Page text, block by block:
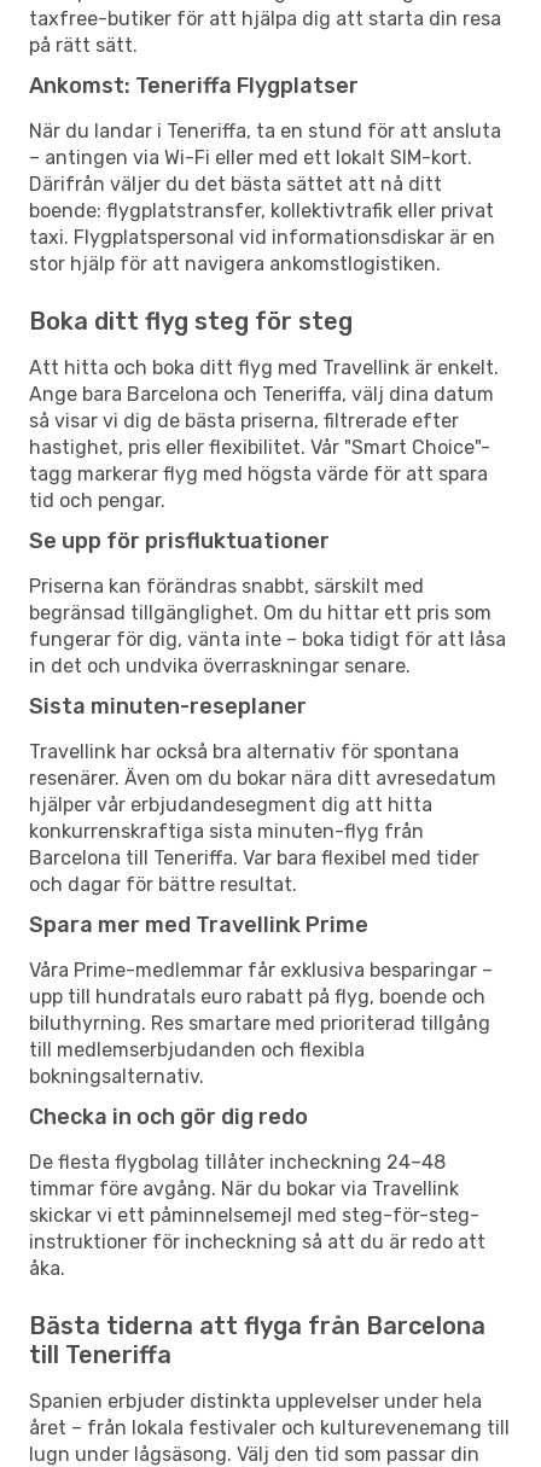
taxfree-butiker för att hjälpa dig att starta din resa
på rätt sätt.
Ankomst: Teneriffa Flygplatser
När du landar i Teneriffa, ta en stund för att ansluta
– antingen via Wi-Fi eller med ett lokalt SIM-kort.
Därifrån väljer du det bästa sättet att nå ditt
boende: flygplatstransfer, kollektivtrafik eller privat
taxi. Flygplatspersonal vid informationsdiskar är en
stor hjälp för att navigera ankomstlogistiken.
Boka ditt flyg steg för steg
Att hitta och boka ditt flyg med Travellink är enkelt.
Ange bara Barcelona och Teneriffa, välj dina datum
så visar vi dig de bästa priserna, filtrerade efter
hastighet, pris eller flexibilitet. Vår "Smart Choice"-
tagg markerar flyg med högsta värde för att spara
tid och pengar.
Se upp för prisfluktuationer
Priserna kan förändras snabbt, särskilt med
begränsad tillgänglighet. Om du hittar ett pris som
fungerar för dig, vänta inte – boka tidigt för att låsa
in det och undvika överraskningar senare.
Sista minuten-reseplaner
Travellink har också bra alternativ för spontana
resenärer. Även om du bokar nära ditt avresedatum
hjälper vår erbjudandesegment dig att hitta
konkurrenskraftiga sista minuten-flyg från
Barcelona till Teneriffa. Var bara flexibel med tider
och dagar för bättre resultat.
Spara mer med Travellink Prime
Våra Prime-medlemmar får exklusiva besparingar –
upp till hundratals euro rabatt på flyg, boende och
biluthyrning. Res smartare med prioriterad tillgång
till medlemserbjudanden och flexibla
bokningsalternativ.
Checka in och gör dig redo
De flesta flygbolag tillåter incheckning 24–48
timmar före avgång. När du bokar via Travellink
skickar vi ett påminnelsemejl med steg-för-steg-
instruktioner för incheckning så att du är redo att
åka.
Bästa tiderna att flyga från Barcelona
till Teneriffa
Spanien erbjuder distinkta upplevelser under hela
året – från lokala festivaler och kulturevenemang till
lugn under lågsäsong. Välj den tid som passar din